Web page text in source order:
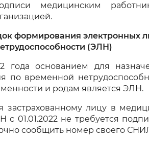
стандартные настройки
медицинским
формирования электронных
(ЭЛН)
года основанием для
по временной
и родам является ЭЛН.
лицу в
с 01.01.2022 не требуется
сообщить номер своего